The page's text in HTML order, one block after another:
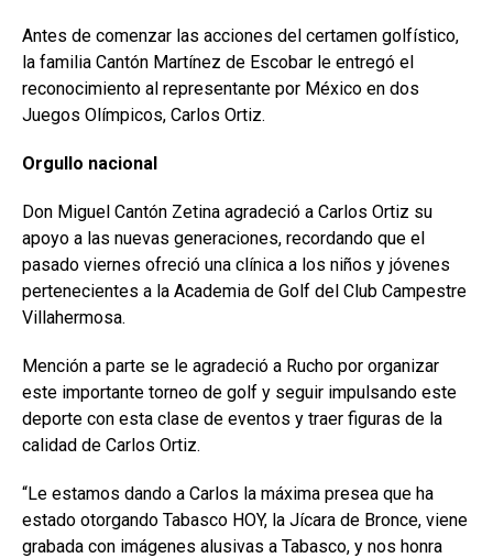
Antes de comenzar las acciones del certamen golfístico,
la familia Cantón Martínez de Escobar le entregó el
reconocimiento al representante por México en dos
Juegos Olímpicos, Carlos Ortiz.
Orgullo nacional
Don Miguel Cantón Zetina agradeció a Carlos Ortiz su
apoyo a las nuevas generaciones, recordando que el
pasado viernes ofreció una clínica a los niños y jóvenes
pertenecientes a la Academia de Golf del Club Campestre
Villahermosa.
Mención a parte se le agradeció a Rucho por organizar
este importante torneo de golf y seguir impulsando este
deporte con esta clase de eventos y traer figuras de la
calidad de Carlos Ortiz.
“Le estamos dando a Carlos la máxima presea que ha
estado otorgando Tabasco HOY, la Jícara de Bronce, viene
grabada con imágenes alusivas a Tabasco, y nos honra